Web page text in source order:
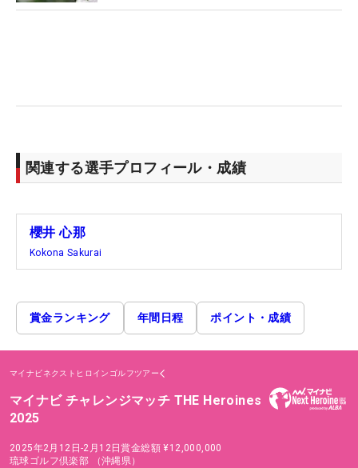
関連する選手プロフィール・成績
櫻井 心那
Kokona Sakurai
賞金ランキング 年間日程 ポイント・成績
マイナビネクストヒロインゴルフツアー
マイナビ チャレンジマッチ THE Heroines
2025
2025年2月12日-2月12日賞金総額 ¥12,000,000
琉球ゴルフ倶楽部 （沖縄県）